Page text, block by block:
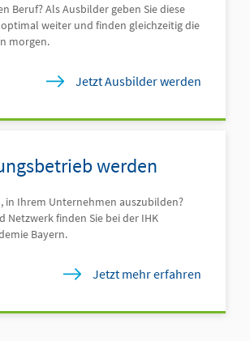
Beruf? Als Ausbilder geben Sie diese
weiter und finden gleichzeitig die
morgen.
Jetzt Ausbilder werden
werden
in Ihrem Unternehmen auszubilden?
Netzwerk finden Sie bei der IHK
Bayern.
Jetzt mehr erfahren